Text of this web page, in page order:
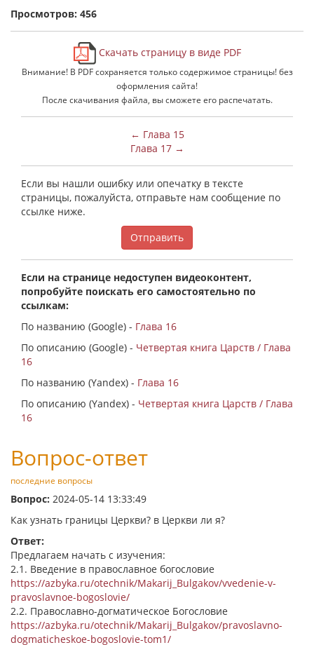
Просмотров: 456
Скачать страницу в виде PDF
Внимание! В PDF сохраняется только содержимое страницы! без
оформления сайта!
После скачивания файла, вы сможете его распечатать.
← Глава 15
Глава 17 →
Если вы нашли ошибку или опечатку в тексте
страницы, пожалуйста, отправьте нам сообщение по
ссылке ниже.
Отправить
Если на странице недоступен видеоконтент,
попробуйте поискать его самостоятельно по
ссылкам:
По названию (Google) - Глава 16
По описанию (Google) - Четвертая книга Царств / Глава
16
По названию (Yandex) - Глава 16
По описанию (Yandex) - Четвертая книга Царств / Глава
16
Вопрос-ответ
последние вопросы
Вопрос: 2024-05-14 13:33:49
Как узнать границы Церкви? в Церкви ли я?
Ответ:
Предлагаем начать с изучения:
2.1. Введение в православное богословие
https://azbyka.ru/otechnik/Makarij_Bulgakov/vvedenie-v-
pravoslavnoe-bogoslovie/
2.2. Православно-догматическое Богословие
https://azbyka.ru/otechnik/Makarij_Bulgakov/pravoslavno-
dogmaticheskoe-bogoslovie-tom1/